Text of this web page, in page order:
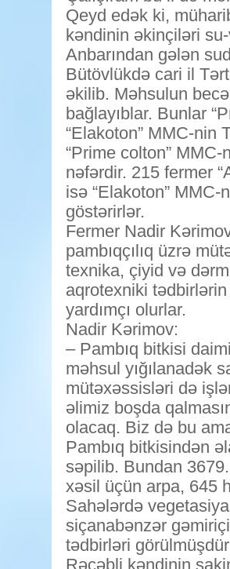
Qeyd edək ki,
kəndinin əkinçiləri
Anbarından gələn
Bütövlükdə cari il
əkilib. Məhsulun
bağlayıblar. Bunlar
“Elakoton” MMC-nin
“Prime colton”
nəfərdir. 215 fermer
isə “Elakoton” MMC-
göstərirlər.
Fermer Nadir
pambıqçılıq üzrə
texnika, çiyid və
aqrotexniki
yardımçı olurlar.
Nadir Kərimov:
– Pambıq bitkisi
məhsul yığılanadək
mütəxəssisləri də
əlimiz boşda
olacaq. Biz də bu
Pambıq bitkisindən
səpilib. Bundan
xəsil üçün arpa, 645
Sahələrdə
siçanabənzər
tədbirləri
Rəcəbli kəndinin